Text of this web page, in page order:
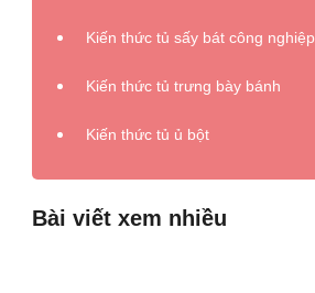
Kiến thức tủ sấy bát công nghiệp
Kiến thức tủ trưng bày bánh
Kiến thức tủ ủ bột
Bài viết xem nhiều